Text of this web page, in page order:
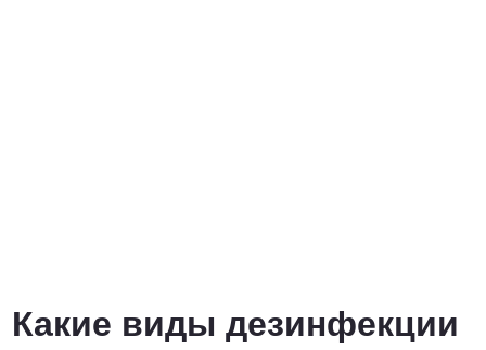
Какие виды дезинфекции